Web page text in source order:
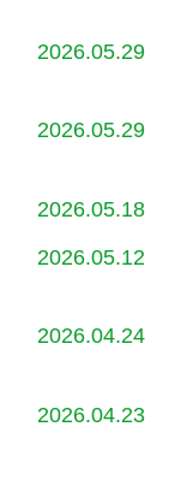
2026.05.29
2026.05.29
2026.05.18
2026.05.12
2026.04.24
2026.04.23